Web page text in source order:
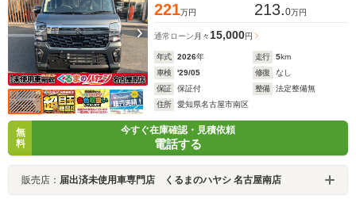
221万円 213.0万円
通常ローン 月々 15,000円
年式 2026年 走行 5km
車検
'29/05 修復
なし
保証
保証付 整備
法定整備無
住所
愛知県名古屋市南区
無
料
今すぐ在庫確認・見積依頼
電話する
販売店： 届出済未使用車専門店 くるまのハヤシ 名古屋南店